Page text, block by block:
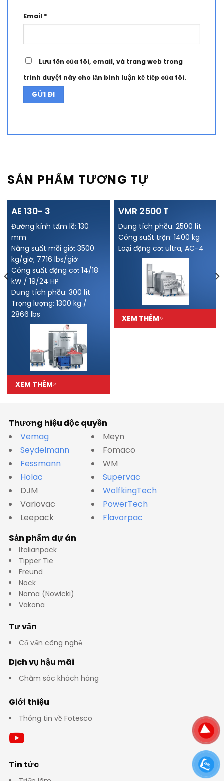
Email *
Lưu tên của tôi, email, và trang web trong
trình duyệt này cho lần bình luận kế tiếp của tôi.
SẢN PHẨM TƯƠNG TỰ
XEM THÊM
AE 130- 3
Đường kính tấm lỗ: 130
mm
Năng suất mỗi giờ: 3500
kg/giờ; 7716 lbs/giờ
Công suất động cơ: 14/18
kW / 19/24 HP
Dung tích phễu: 300 lít
Trọng lượng: 1300 kg /
2866 lbs
XEM THÊM
VMR 2500 T
Dung tích phễu: 2500 lít
Công suất trộn: 1400 kg
Loại động cơ: ultra, AC-4
Thương hiệu độc quyền
Vemag
Seydelmann
Fessmann
Holac
DJM
Variovac
Leepack
Meyn
Fomaco
WM
Supervac
WolfkingTech
PowerTech
Flavorpac
Sản phẩm dự án
Italianpack
Tipper Tie
Freund
Nock
Noma (Nowicki)
Vakona
Tư vấn
Cố vấn công nghệ
Dịch vụ hậu mãi
Chăm sóc khách hàng
Giới thiệu
Thông tin về Fotesco
Tin tức